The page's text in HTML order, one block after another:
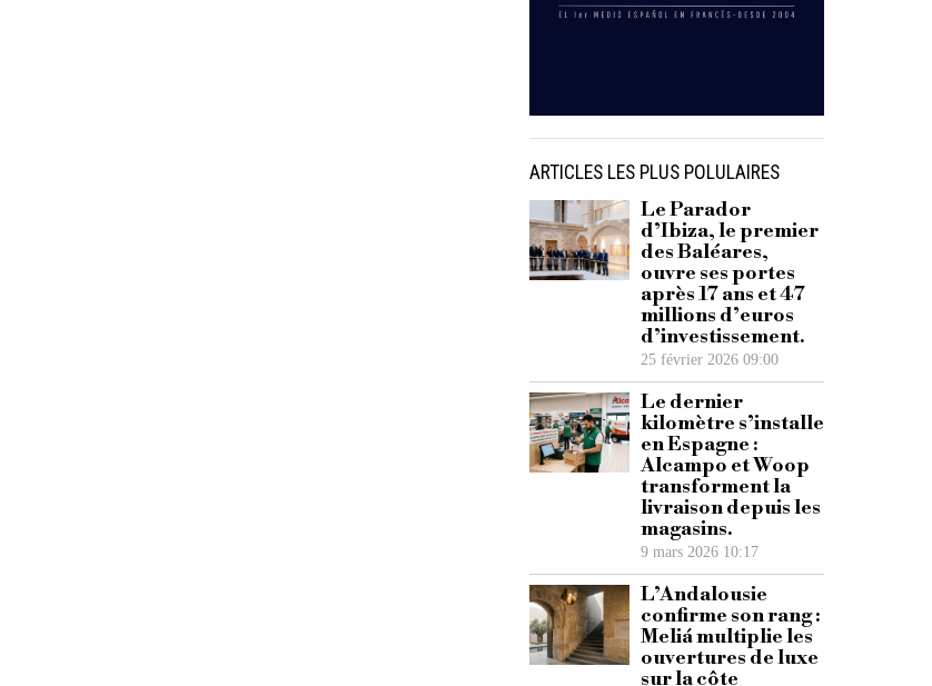
ARTICLES LES PLUS POLULAIRES
Le Parador
d’Ibiza, le premier
des Baléares,
ouvre ses portes
après 17 ans et 47
millions d’euros
d’investissement.
25 février 2026 09:00
Le dernier
kilomètre s’installe
en Espagne :
Alcampo et Woop
transforment la
livraison depuis les
magasins.
9 mars 2026 10:17
L’Andalousie
confirme son rang :
Meliá multiplie les
ouvertures de luxe
sur la côte